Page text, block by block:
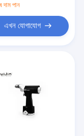
দাম পান
এখন যোগাযোগ